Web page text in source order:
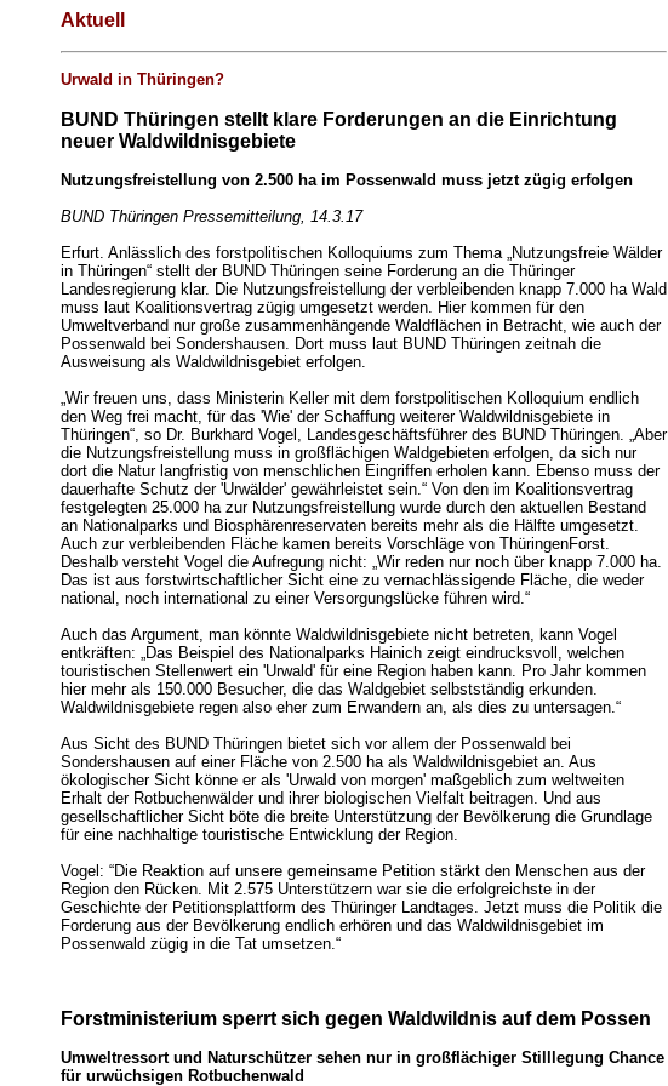
Aktuell
Urwald in Thüringen?
BUND Thüringen stellt klare Forderungen an die Einrichtung
neuer Waldwildnisgebiete
Nutzungsfreistellung von 2.500 ha im Possenwald muss jetzt zügig erfolgen
BUND Thüringen Pressemitteilung, 14.3.17
Erfurt. Anlässlich des forstpolitischen Kolloquiums zum Thema „Nutzungsfreie Wälder
in Thüringen“ stellt der BUND Thüringen seine Forderung an die Thüringer
Landesregierung klar. Die Nutzungsfreistellung der verbleibenden knapp 7.000 ha Wald
muss laut Koalitionsvertrag zügig umgesetzt werden. Hier kommen für den
Umweltverband nur große zusammenhängende Waldflächen in Betracht, wie auch der
Possenwald bei Sondershausen. Dort muss laut BUND Thüringen zeitnah die
Ausweisung als Waldwildnisgebiet erfolgen.
„Wir freuen uns, dass Ministerin Keller mit dem forstpolitischen Kolloquium endlich
den Weg frei macht, für das 'Wie' der Schaffung weiterer Waldwildnisgebiete in
Thüringen“, so Dr. Burkhard Vogel, Landesgeschäftsführer des BUND Thüringen. „Aber
die Nutzungsfreistellung muss in großflächigen Waldgebieten erfolgen, da sich nur
dort die Natur langfristig von menschlichen Eingriffen erholen kann. Ebenso muss der
dauerhafte Schutz der 'Urwälder' gewährleistet sein.“ Von den im Koalitionsvertrag
festgelegten 25.000 ha zur Nutzungsfreistellung wurde durch den aktuellen Bestand
an Nationalparks und Biosphärenreservaten bereits mehr als die Hälfte umgesetzt.
Auch zur verbleibenden Fläche kamen bereits Vorschläge von ThüringenForst.
Deshalb versteht Vogel die Aufregung nicht: „Wir reden nur noch über knapp 7.000 ha.
Das ist aus forstwirtschaftlicher Sicht eine zu vernachlässigende Fläche, die weder
national, noch international zu einer Versorgungslücke führen wird.“
Auch das Argument, man könnte Waldwildnisgebiete nicht betreten, kann Vogel
entkräften: „Das Beispiel des Nationalparks Hainich zeigt eindrucksvoll, welchen
touristischen Stellenwert ein 'Urwald' für eine Region haben kann. Pro Jahr kommen
hier mehr als 150.000 Besucher, die das Waldgebiet selbstständig erkunden.
Waldwildnisgebiete regen also eher zum Erwandern an, als dies zu untersagen.“
Aus Sicht des BUND Thüringen bietet sich vor allem der Possenwald bei
Sondershausen auf einer Fläche von 2.500 ha als Waldwildnisgebiet an. Aus
ökologischer Sicht könne er als 'Urwald von morgen' maßgeblich zum weltweiten
Erhalt der Rotbuchenwälder und ihrer biologischen Vielfalt beitragen. Und aus
gesellschaftlicher Sicht böte die breite Unterstützung der Bevölkerung die Grundlage
für eine nachhaltige touristische Entwicklung der Region.
Vogel: “Die Reaktion auf unsere gemeinsame Petition stärkt den Menschen aus der
Region den Rücken. Mit 2.575 Unterstützern war sie die erfolgreichste in der
Geschichte der Petitionsplattform des Thüringer Landtages. Jetzt muss die Politik die
Forderung aus der Bevölkerung endlich erhören und das Waldwildnisgebiet im
Possenwald zügig in die Tat umsetzen.“
Forstministerium sperrt sich gegen Waldwildnis auf dem Possen
Umweltressort und Naturschützer sehen nur in großflächiger Stilllegung Chance
für urwüchsigen Rotbuchenwald